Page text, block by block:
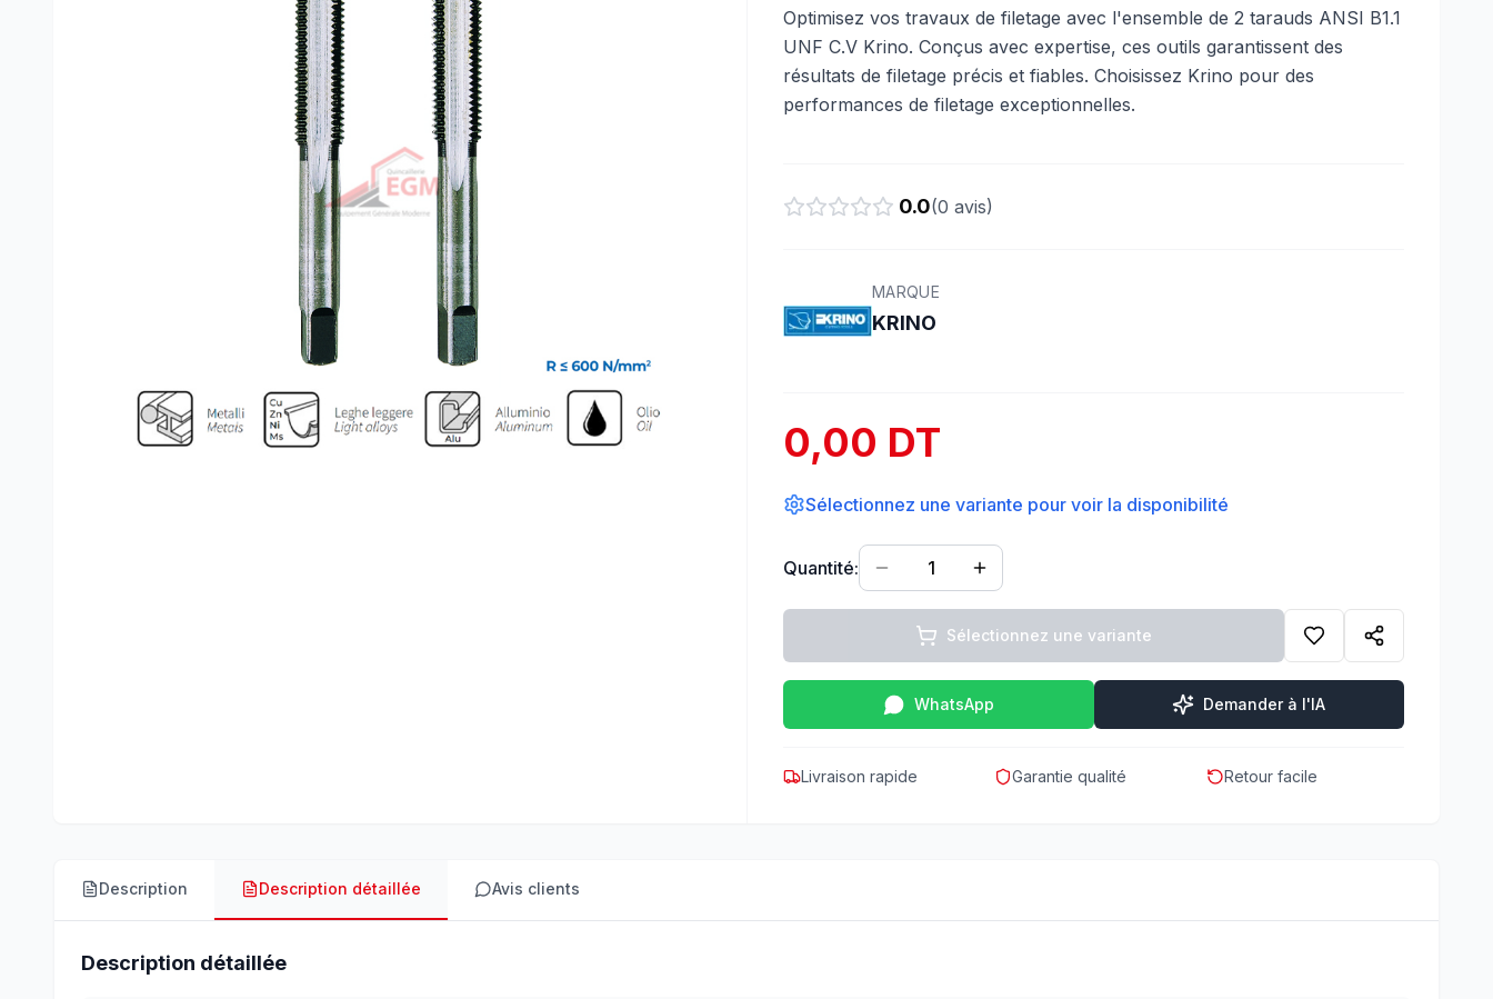
Optimisez vos travaux de filetage avec l'ensemble de 2 tarauds ANSI B1.1
UNF C.V Krino. Conçus avec expertise, ces outils garantissent des
résultats de filetage précis et fiables. Choisissez Krino pour des
performances de filetage exceptionnelles.
0.0(0 avis)
MARQUE
KRINO
0,00 DT
Sélectionnez une variante pour voir la disponibilité
Quantité: 1
Sélectionnez une variante
WhatsApp Demander à l'IA
Livraison rapide Garantie qualité Retour facile
Description Description détaillée Avis clients
Description détaillée